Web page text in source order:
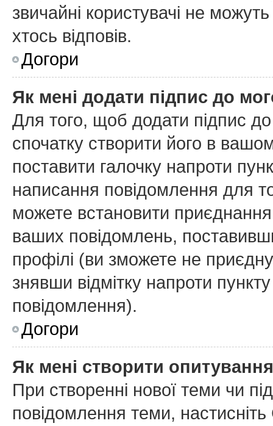
звичайні користувачі не
хтось відповів.
Догори
Як мені додати підпис до
Для того, щоб додати підпис
спочатку створити його в
поставити галочку напроти
написання повідомлення для
можете встановити
ваших повідомлень,
профілі (ви зможете не
знявши відмітку напроти
повідомлення).
Догори
Як мені створити
При створенні нової теми чи
повідомлення теми, настисніть